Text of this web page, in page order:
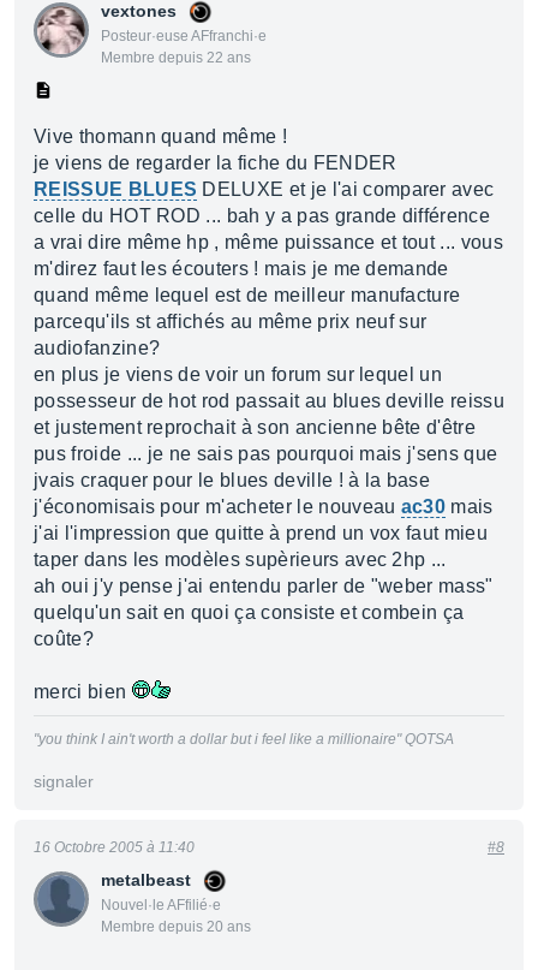
vextones
Posteur·euse AFfranchi·e
Membre depuis 22 ans
Vive thomann quand même !
je viens de regarder la fiche du FENDER
REISSUE BLUES DELUXE et je l'ai comparer avec
celle du HOT ROD ... bah y a pas grande différence
a vrai dire même hp , même puissance et tout ... vous
m'direz faut les écouters ! mais je me demande
quand même lequel est de meilleur manufacture
parcequ'ils st affichés au même prix neuf sur
audiofanzine?
en plus je viens de voir un forum sur lequel un
possesseur de hot rod passait au blues deville reissu
et justement reprochait à son ancienne bête d'être
pus froide ... je ne sais pas pourquoi mais j'sens que
jvais craquer pour le blues deville ! à la base
j'économisais pour m'acheter le nouveau ac30 mais
j'ai l'impression que quitte à prend un vox faut mieu
taper dans les modèles supèrieurs avec 2hp ...
ah oui j'y pense j'ai entendu parler de "weber mass"
quelqu'un sait en quoi ça consiste et combein ça
coûte?
merci bien
"you think I ain't worth a dollar but i feel like a millionaire" QOTSA
signaler
metalbeast
Nouvel·le AFfilié·e
Membre depuis 20 ans
16 Octobre 2005 à 11:40 #8